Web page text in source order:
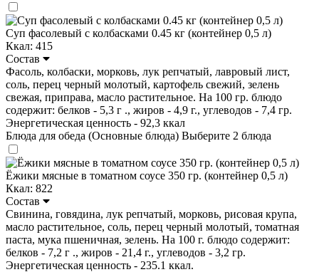
Суп фасолевый с колбасками 0.45 кг (контейнер 0,5 л)
Ккал: 415
Состав
Фасоль, колбаски, морковь, лук репчатый, лавровый лист,
соль, перец черный молотый, картофель свежий, зелень
свежая, приправа, масло растительное. На 100 гр. блюдо
содержит: белков - 5,3 г ., жиров - 4,9 г., углеводов - 7,4 гр.
Энергетическая ценность - 92,3 ккал
Блюда для обеда (Основные блюда) Выберите 2 блюда
Ёжики мясные в томатном соусе 350 гр. (контейнер 0,5 л)
Ккал: 822
Состав
Свинина, говядина, лук репчатый, морковь, рисовая крупа,
масло растительное, соль, перец черный молотый, томатная
паста, мука пшеничная, зелень. На 100 г. блюдо содержит:
белков - 7,2 г ., жиров - 21,4 г., углеводов - 3,2 гр.
Энергетическая ценность - 235.1 ккал.